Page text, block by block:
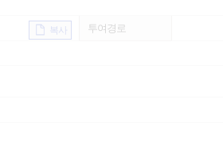
복사 투여경로